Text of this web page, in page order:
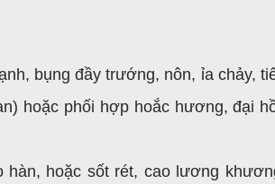
bụng đầy trướng, nôn, ỉa chảy,
hoặc phối hợp hoắc hương, đại
hoặc sốt rét, cao lương